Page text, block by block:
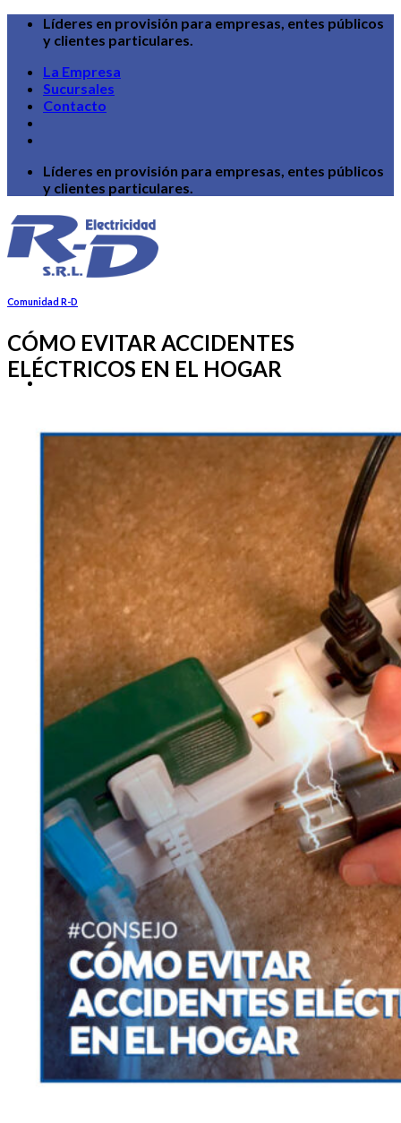
Skip
Líderes en provisión para empresas, entes públicos
y clientes particulares.
La Empresa
Sucursales
Contacto
Líderes en provisión para empresas, entes públicos
y clientes particulares.
por:
Productos y servicios
Promos Bancarias
Convenios
Presupuesto Express
RD Distribución
por:
Comunidad R-D
CÓMO EVITAR ACCIDENTES
ELÉCTRICOS EN EL HOGAR